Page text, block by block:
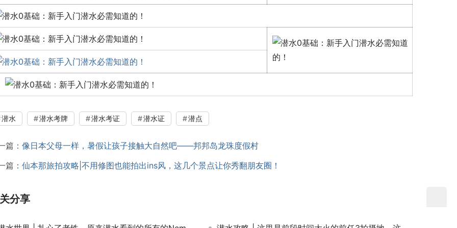
潜水 潜水考牌 潜水考证 潜水证 潜点
篇： 像日本父母一样，暑假让孩子接触大自然吧——邦邦岛龙珠度假村
篇： 仙本那旅拍攻略|不用修图也能拍出ins风，这几个景点让你秀翻朋友圈！
分享